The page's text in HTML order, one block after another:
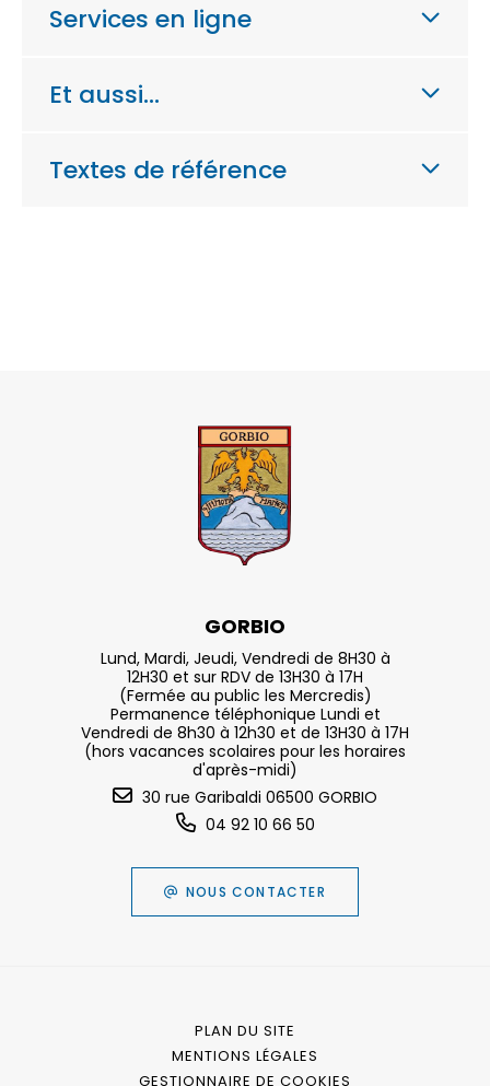
Services en ligne
Et aussi…
Textes de référence
GORBIO
Lund, Mardi, Jeudi, Vendredi de 8H30 à
12H30 et sur RDV de 13H30 à 17H
(Fermée au public les Mercredis)
Permanence téléphonique Lundi et
Vendredi de 8h30 à 12h30 et de 13H30 à 17H
(hors vacances scolaires pour les horaires
d'après-midi)
30 rue Garibaldi 06500 GORBIO
04 92 10 66 50
NOUS CONTACTER
PLAN DU SITE
MENTIONS LÉGALES
GESTIONNAIRE DE COOKIES